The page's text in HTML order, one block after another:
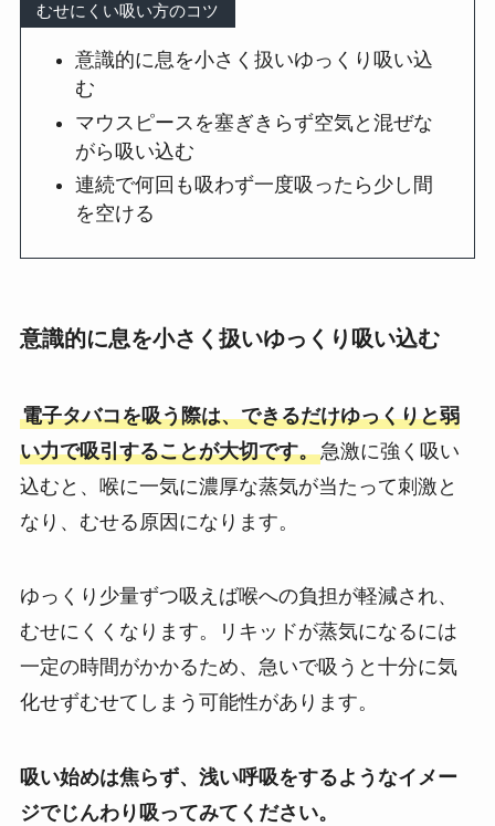
むせにくい吸い方のコツ
意識的に息を小さく扱いゆっくり吸い込
む
マウスピースを塞ぎきらず空気と混ぜな
がら吸い込む
連続で何回も吸わず一度吸ったら少し間
を空ける
意識的に息を小さく扱いゆっくり吸い込む
電子タバコを吸う際は、できるだけゆっくりと弱
い力で吸引することが大切です。急激に強く吸い
込むと、喉に一気に濃厚な蒸気が当たって刺激と
なり、むせる原因になります。
ゆっくり少量ずつ吸えば喉への負担が軽減され、
むせにくくなります。リキッドが蒸気になるには
一定の時間がかかるため、急いで吸うと十分に気
化せずむせてしまう可能性があります。
吸い始めは焦らず、浅い呼吸をするようなイメー
ジでじんわり吸ってみてください。